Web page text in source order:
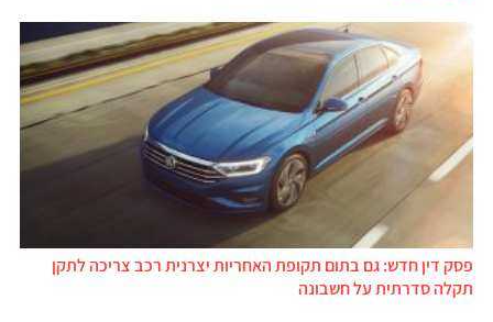
פסק דין חדש: גם בתום תקופת האחריות יצרנית רכב צריכה לתקן
תקלה סדרתית על חשבונה